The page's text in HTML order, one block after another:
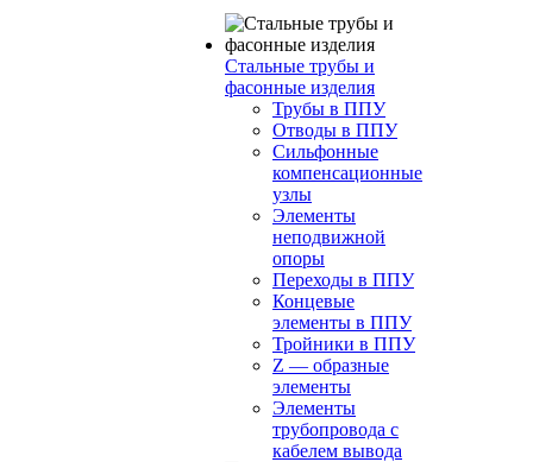
Стальные трубы и
фасонные изделия
Трубы в ППУ
Отводы в ППУ
Сильфонные
компенсационные
узлы
Элементы
неподвижной
опоры
Переходы в ППУ
Концевые
элементы в ППУ
Тройники в ППУ
Z — образные
элементы
Элементы
трубопровода с
кабелем вывода